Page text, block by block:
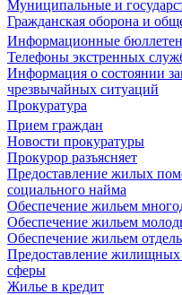
Муниципальные и
Гражданская оборона и
Информационные
Телефоны экстренных
Информация о состоянии
чрезвычайных ситуаций
Прокуратура
Прием граждан
Новости прокуратуры
Прокурор разъясняет
Предоставление жилых
социального найма
Обеспечение жильем
Обеспечение жильем
Обеспечение жильем
Предоставление
сферы
Жилье в кредит